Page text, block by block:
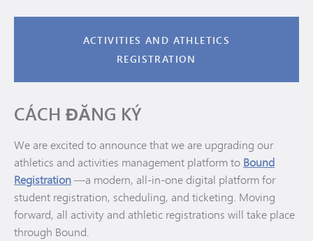
ACTIVITIES AND ATHLETICS
REGISTRATION
CÁCH ĐĂNG KÝ
We are excited to announce that we are upgrading our
athletics and activities management platform to Bound
Registration—a modern, all-in-one digital platform for
student registration, scheduling, and ticketing. Moving
forward, all activity and athletic registrations will take place
through Bound.